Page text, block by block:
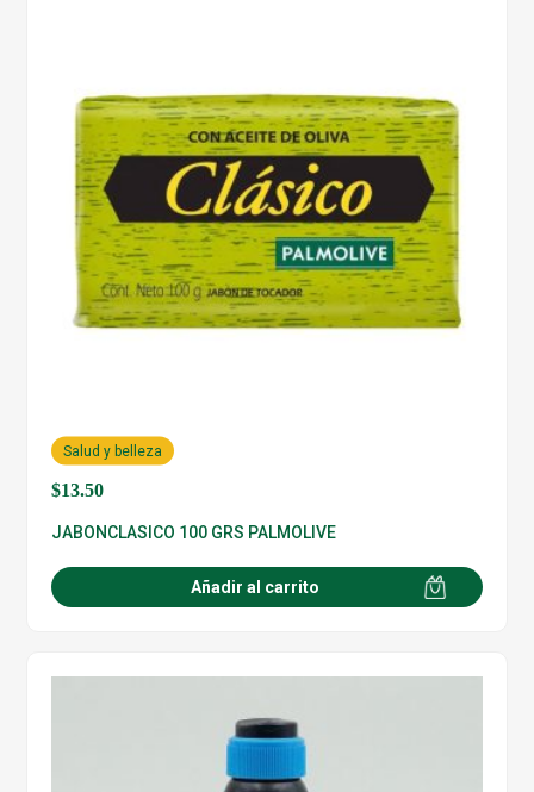
$13.50
Salud y belleza
JABONCLASICO 100 GRS PALMOLIVE
Añadir al carrito